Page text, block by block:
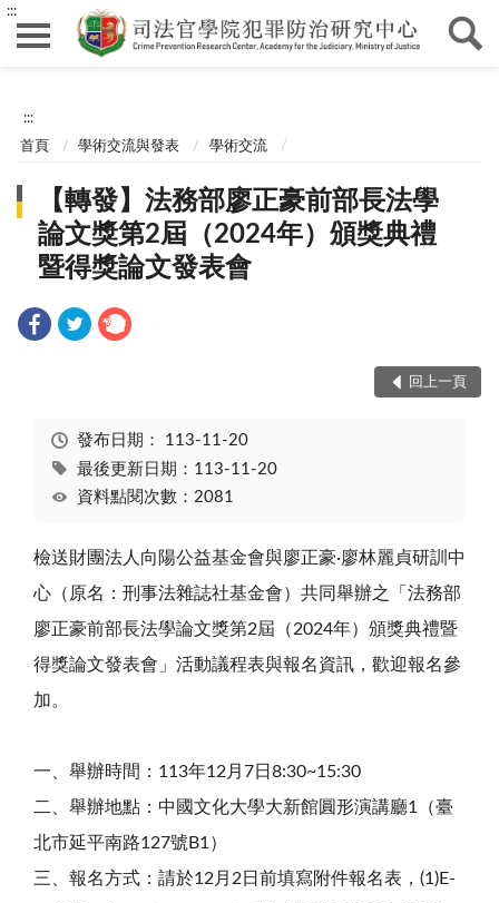
:::
:::
首頁 學術交流與發表 學術交流
【轉發】法務部廖正豪前部長法學
論文獎第2屆（2024年）頒獎典禮
暨得獎論文發表會
回上一頁
發布日期： 113-11-20
最後更新日期：113-11-20
資料點閱次數：2081
檢送財團法人向陽公益基金會與廖正豪·廖林麗貞研訓中
心（原名：刑事法雜誌社基金會）共同舉辦之「法務部
廖正豪前部長法學論文獎第2屆（2024年）頒獎典禮暨
得獎論文發表會」活動議程表與報名資訊，歡迎報名參
加。
一、舉辦時間： 113年12 月 7日 8:30~15:30
二、舉辦地點：中國文化大學大新館圓形演講廳1
（臺
北市延平南路127號 B1 ）
三、報名方式：請於12 月 2 日前填寫附件報名表， (1)E-